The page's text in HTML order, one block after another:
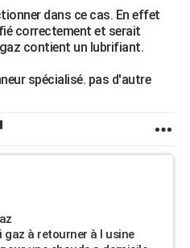
dans ce cas. En effet
correctement et serait
contient un lubrifiant.
spécialisé. pas d'autre
à retourner à l usine